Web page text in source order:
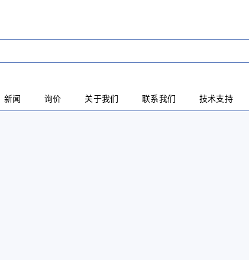
新闻 询价 关于我们 联系我们 技术支持